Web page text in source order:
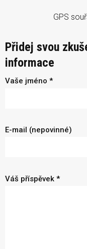
GPS
Přidej svou
informace
Vaše jméno *
E-mail (nepovinné)
Váš příspěvek *